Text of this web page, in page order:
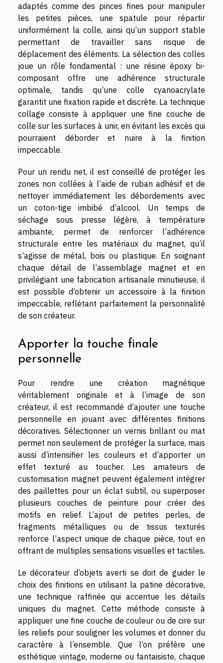
adaptés comme des pinces fines pour manipuler
les petites pièces, une spatule pour répartir
uniformément la colle, ainsi qu’un support stable
permettant de travailler sans risque de
déplacement des éléments. La sélection des colles
joue un rôle fondamental : une résine époxy bi-
composant offre une adhérence structurale
optimale, tandis qu’une colle cyanoacrylate
garantit une fixation rapide et discrète. La technique
collage consiste à appliquer une fine couche de
colle sur les surfaces à unir, en évitant les excès qui
pourraient déborder et nuire à la finition
impeccable.
Pour un rendu net, il est conseillé de protéger les
zones non collées à l’aide de ruban adhésif et de
nettoyer immédiatement les débordements avec
un coton-tige imbibé d’alcool. Un temps de
séchage sous presse légère, à température
ambiante, permet de renforcer l’adhérence
structurale entre les matériaux du magnet, qu’il
s’agisse de métal, bois ou plastique. En soignant
chaque détail de l’assemblage magnet et en
privilégiant une fabrication artisanale minutieuse, il
est possible d’obtenir un accessoire à la finition
impeccable, reflétant parfaitement la personnalité
de son créateur.
Apporter la touche finale
personnelle
Pour rendre une création magnétique
véritablement originale et à l’image de son
créateur, il est recommandé d’ajouter une touche
personnelle en jouant avec différentes finitions
décoratives. Sélectionner un vernis brillant ou mat
permet non seulement de protéger la surface, mais
aussi d’intensifier les couleurs et d’apporter un
effet texturé au toucher. Les amateurs de
customisation magnet peuvent également intégrer
des paillettes pour un éclat subtil, ou superposer
plusieurs couches de peinture pour créer des
motifs en relief. L’ajout de petites perles, de
fragments métalliques ou de tissus texturés
renforce l’aspect unique de chaque pièce, tout en
offrant de multiples sensations visuelles et tactiles.
Le décorateur d’objets averti se doit de guider le
choix des finitions en utilisant la patine décorative,
une technique raffinée qui accentue les détails
uniques du magnet. Cette méthode consiste à
appliquer une fine couche de couleur ou de cire sur
les reliefs pour souligner les volumes et donner du
caractère à l’ensemble. Que l’on préfère une
esthétique vintage, moderne ou fantaisiste, chaque